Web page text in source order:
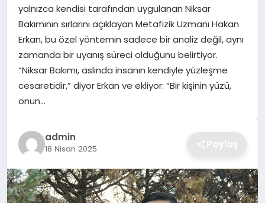
TEKNOLOJI
YAŞAM
GÜNDEM
yalnızca kendisi tarafından uygulanan Niksar
Bakımının sırlarını açıklayan Metafizik Uzmanı Hakan
Erkan, bu özel yöntemin sadece bir analiz değil, aynı
zamanda bir uyanış süreci olduğunu belirtiyor.
“Niksar Bakımı, aslında insanın kendiyle yüzleşme
cesaretidir,” diyor Erkan ve ekliyor: “Bir kişinin yüzü,
onun…
admin
18 Nisan 2025 Paylaş